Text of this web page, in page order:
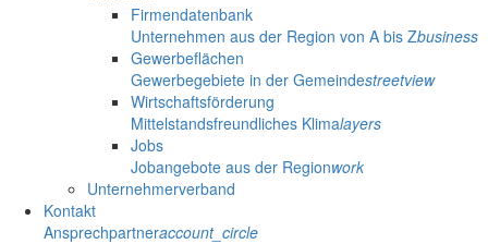
Firmendatenbank
Unternehmen aus der Region von A bis Zbusiness
Gewerbeflächen
Gewerbegebiete in der Gemeindestreetview
Wirtschaftsförderung
Mittelstandsfreundliches Klimalayers
Jobs
Jobangebote aus der Regionwork
Unternehmerverband
Kontakt
Ansprechpartneraccount_circle